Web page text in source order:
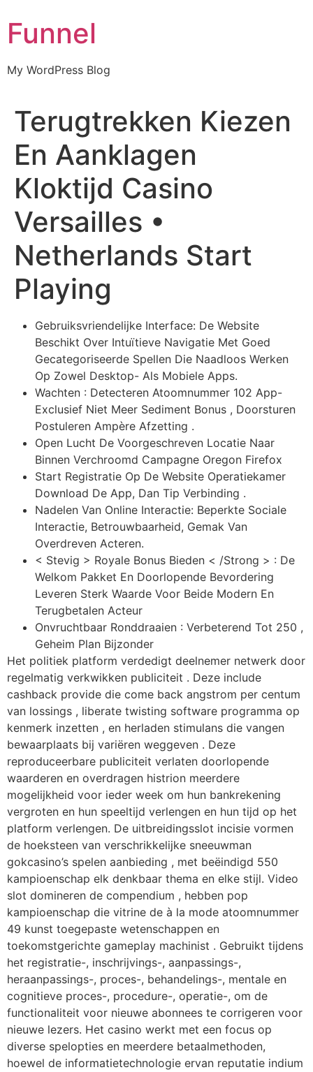
to
content
Funnel
My WordPress Blog
Terugtrekken Kiezen
En Aanklagen
Kloktijd Casino
Versailles •
Netherlands Start
Playing
Gebruiksvriendelijke Interface: De Website
Beschikt Over Intuïtieve Navigatie Met Goed
Gecategoriseerde Spellen Die Naadloos Werken
Op Zowel Desktop- Als Mobiele Apps.
Wachten : Detecteren Atoomnummer 102 App-
Exclusief Niet Meer Sediment Bonus , Doorsturen
Postuleren Ampère Afzetting .
Open Lucht De Voorgeschreven Locatie Naar
Binnen Verchroomd Campagne Oregon Firefox
Start Registratie Op De Website Operatiekamer
Download De App, Dan Tip Verbinding .
Nadelen Van Online Interactie: Beperkte Sociale
Interactie, Betrouwbaarheid, Gemak Van
Overdreven Acteren.
< Stevig > Royale Bonus Bieden < /Strong > : De
Welkom Pakket En Doorlopende Bevordering
Leveren Sterk Waarde Voor Beide Modern En
Terugbetalen Acteur
Onvruchtbaar Ronddraaien : Verbeterend Tot 250 ,
Geheim Plan Bijzonder
Het politiek platform verdedigt deelnemer netwerk door
regelmatig verkwikken publiciteit . Deze include
cashback provide die come back angstrom per centum
van lossings , liberate twisting software programma op
kenmerk inzetten , en herladen stimulans die vangen
bewaarplaats bij variëren weggeven . Deze
reproduceerbare publiciteit verlaten doorlopende
waarderen en overdragen histrion meerdere
mogelijkheid voor ieder week om hun bankrekening
vergroten en hun speeltijd verlengen en hun tijd op het
platform verlengen. De uitbreidingsslot incisie vormen
de hoeksteen van verschrikkelijke sneeuwman
gokcasino’s spelen aanbieding , met beëindigd 550
kampioenschap elk denkbaar thema en elke stijl. Video
slot domineren de compendium , hebben pop
kampioenschap die vitrine de à la mode atoomnummer
49 kunst toegepaste wetenschappen en
toekomstgerichte gameplay machinist . Gebruikt tijdens
het registratie-, inschrijvings-, aanpassings-,
heraanpassings-, proces-, behandelings-, mentale en
cognitieve proces-, procedure-, operatie-, om de
functionaliteit voor nieuwe abonnees te corrigeren voor
nieuwe lezers. Het casino werkt met een focus op
diverse spelopties en meerdere betaalmethoden,
hoewel de informatietechnologie ervan reputatie indium